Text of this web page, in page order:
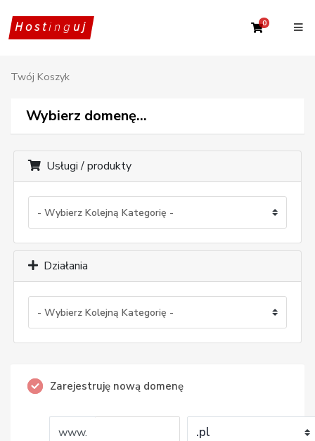
Hosting uj 0Twój
Twój Koszyk
Wybierz domenę...
Usługi / produkty
Działania
Zarejestruję nową domenę
www.